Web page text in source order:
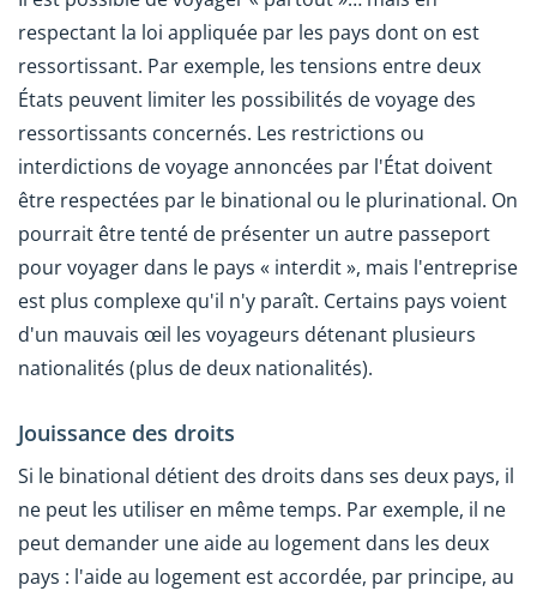
respectant la loi appliquée par les pays dont on est
ressortissant. Par exemple, les tensions entre deux
États peuvent limiter les possibilités de voyage des
ressortissants concernés. Les restrictions ou
interdictions de voyage annoncées par l'État doivent
être respectées par le binational ou le plurinational. On
pourrait être tenté de présenter un autre passeport
pour voyager dans le pays « interdit », mais l'entreprise
est plus complexe qu'il n'y paraît. Certains pays voient
d'un mauvais œil les voyageurs détenant plusieurs
nationalités (plus de deux nationalités).
Jouissance des droits
Si le binational détient des droits dans ses deux pays, il
ne peut les utiliser en même temps. Par exemple, il ne
peut demander une aide au logement dans les deux
pays : l'aide au logement est accordée, par principe, au